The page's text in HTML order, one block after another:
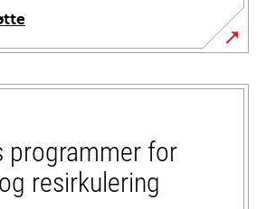
programmer for
resirkulering